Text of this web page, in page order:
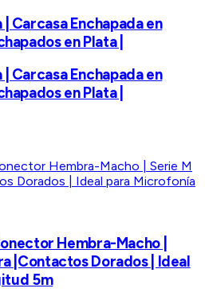
Carcasa Enchapada en
en Plata |
Carcasa Enchapada en
en Plata |
Hembra-Macho |
|Contactos Dorados | Ideal
5m